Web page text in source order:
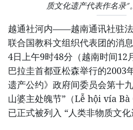
质文化遗产代表作名录”
越通社河内——越南通讯社驻
联合国教科文组织代表团的消
4日上午9时48分（越南时间12
巴拉圭首都亚松森举行的2003
遗产公约》政府间委员会第十
山婆主处魄节”（Lễ hội vía Bà
已正式被列入 “人类非物质文化